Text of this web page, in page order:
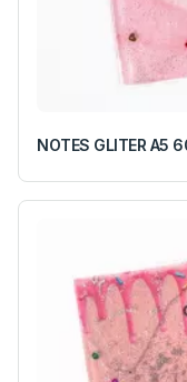
NOTES GLITER A5